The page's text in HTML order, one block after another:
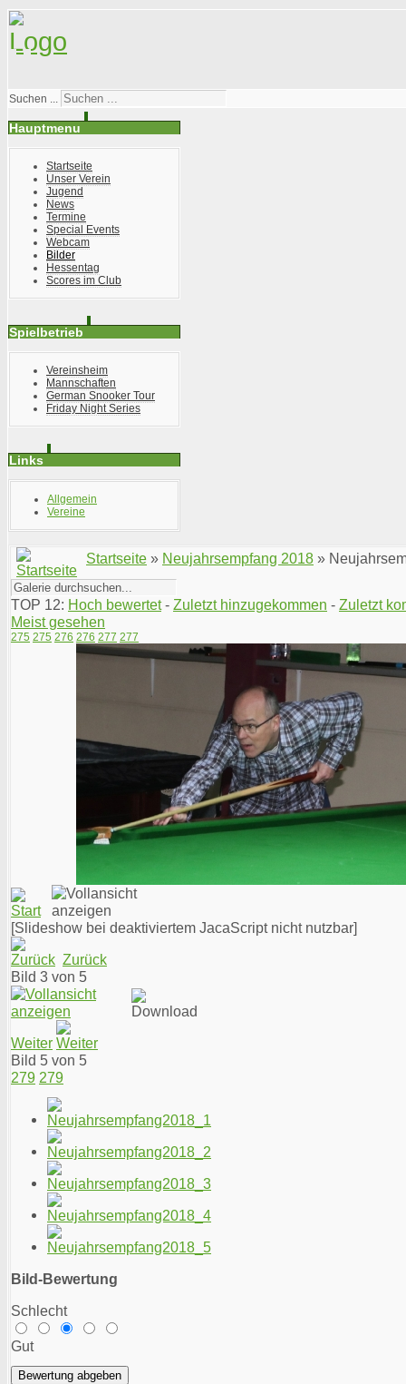
Suchen ...
Hauptmenu
Startseite
Unser Verein
Jugend
News
Termine
Special Events
Webcam
Bilder
Hessentag
Scores im Club
Spielbetrieb
Vereinsheim
Mannschaften
German Snooker Tour
Friday Night Series
Links
Allgemein
Vereine
Startseite » Neujahrsempfang 2018 »
TOP 12: Hoch bewertet- Zuletzt hinzugekommen - Zuletzt
Meist gesehen
275 275 276 276 277 277
[Slideshow bei deaktiviertem JacaScript nicht nutzbar]
Zurück
Bild 3 von 5
Weiter
Bild 5 von 5
279 279
Bild-Bewertung
Schlecht
Gut